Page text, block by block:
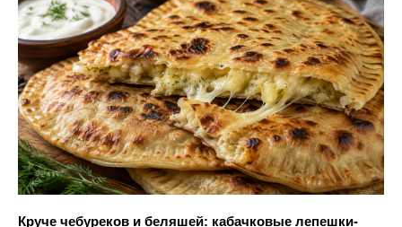
Круче чебуреков и беляшей: кабачковые лепешки-